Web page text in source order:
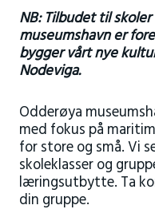
NB: Tilbudet til
museumshavn er
bygger vårt nye
Nodeviga.
Odderøya
med fokus på
for store og små. Vi
skoleklasser og
læringsutbytte. Ta
din gruppe.